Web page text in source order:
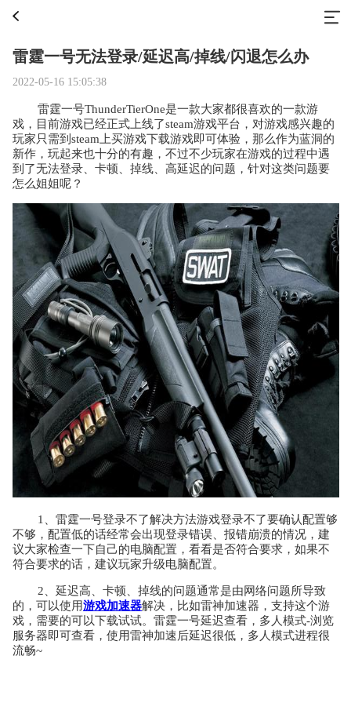
雷霆一号无法登录/延迟高/掉线/闪退怎么办
2022-05-16 15:05:38
雷霆一号ThunderTierOne是一款大家都很喜欢的一款游
戏，目前游戏已经正式上线了steam游戏平台，对游戏感兴趣的
玩家只需到steam上买游戏下载游戏即可体验，那么作为蓝洞的
新作，玩起来也十分的有趣，不过不少玩家在游戏的过程中遇
到了无法登录、卡顿、掉线、高延迟的问题，针对这类问题要
怎么姐姐呢？
1、雷霆一号登录不了解决方法游戏登录不了要确认配置够
不够，配置低的话经常会出现登录错误、报错崩溃的情况，建
议大家检查一下自己的电脑配置，看看是否符合要求，如果不
符合要求的话，建议玩家升级电脑配置。
2、延迟高、卡顿、掉线的问题通常是由网络问题所导致
的，可以使用游戏加速器解决，比如雷神加速器，支持这个游
戏，需要的可以下载试试。雷霆一号延迟查看，多人模式-浏览
服务器即可查看，使用雷神加速后延迟很低，多人模式进程很
流畅~